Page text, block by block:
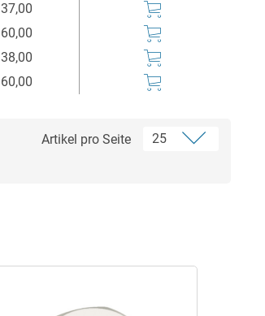
37,00
60,00
38,00
60,00
Artikel pro Seite